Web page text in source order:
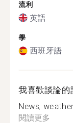
流利
英語
學
西班牙語
我喜歡談論的
News,
閱讀更多